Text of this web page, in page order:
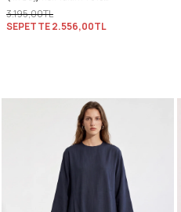
3.195,00TL
SEPETTE2.556,00TL